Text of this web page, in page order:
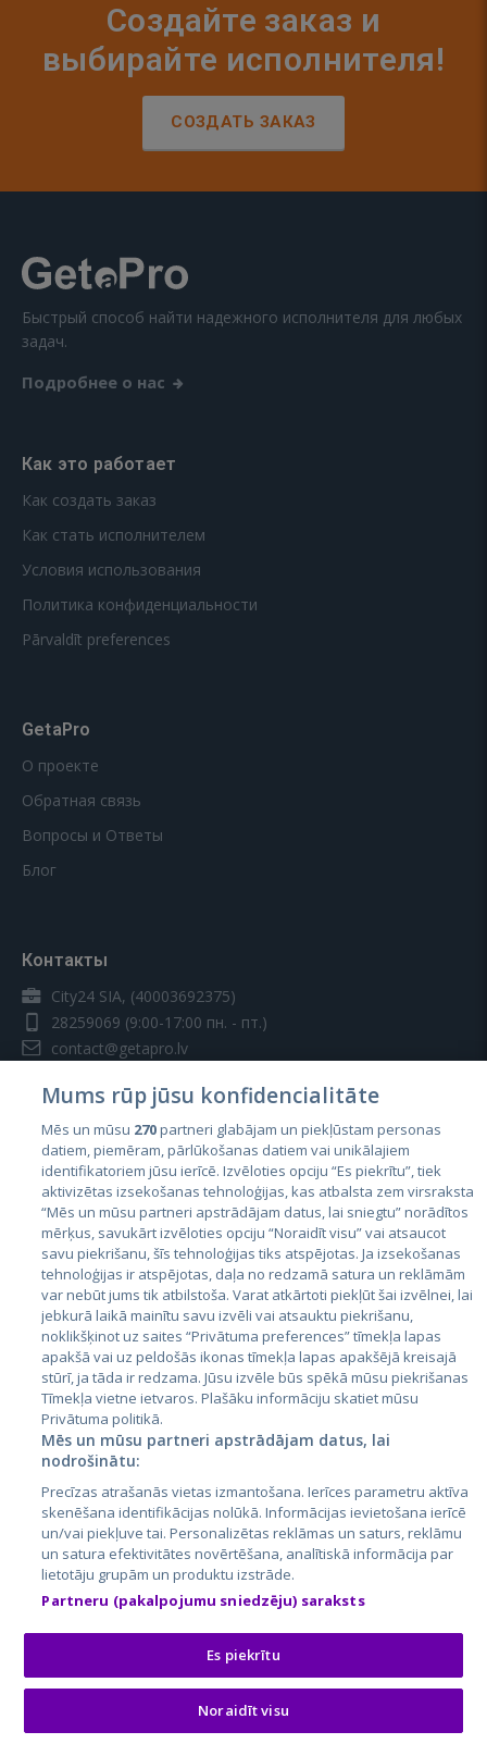
Создайте заказ и
выбирайте исполнителя!
СОЗДАТЬ ЗАКАЗ
Быстрый способ найти надежного исполнителя для любых
задач.
Подробнее о нас
Как это работает
Как создать заказ
Как стать исполнителем
Условия использования
Политика конфиденциальности
Pārvaldīt preferences
GetaPro
О проекте
Обратная связь
Вопросы и Ответы
Блог
Контакты
City24 SIA, (40003692375)
28259069 (9:00-17:00 пн. - пт.)
contact@getapro.lv
Страны
Эстония
Латвия
Литва
City24.lv
City24.ee
GetaPro.lv
GetaPro.ee
Skelbiu.lt
Autoplius.lt
Aruodas.lt
CVbankas.lt
Kainos.lt
Paslaugos.lt
auto24.ee
Osta.ee
KuldneBörs.ee
Mums rūp jūsu konfidencialitāte
Mēs un mūsu 270partneri glabājam un piekļūstam personas
datiem, piemēram, pārlūkošanas datiem vai unikālajiem
identifikatoriem jūsu ierīcē. Izvēloties opciju “Es piekrītu”, tiek
aktivizētas izsekošanas tehnoloģijas, kas atbalsta zem virsraksta
“Mēs un mūsu partneri apstrādājam datus, lai sniegtu” norādītos
mērķus, savukārt izvēloties opciju “Noraidīt visu” vai atsaucot
savu piekrišanu, šīs tehnoloģijas tiks atspējotas. Ja izsekošanas
tehnoloģijas ir atspējotas, daļa no redzamā satura un reklāmām
var nebūt jums tik atbilstoša. Varat atkārtoti piekļūt šai izvēlnei, lai
jebkurā laikā mainītu savu izvēli vai atsauktu piekrišanu,
noklikšķinot uz saites “Privātuma preferences” tīmekļa lapas
apakšā vai uz peldošās ikonas tīmekļa lapas apakšējā kreisajā
stūrī, ja tāda ir redzama. Jūsu izvēle būs spēkā mūsu piekrišanas
Tīmekļa vietne ietvaros. Plašāku informāciju skatiet mūsu
Privātuma politikā.
Mēs un mūsu partneri apstrādājam datus, lai
nodrošinātu:
Precīzas atrašanās vietas izmantošana. Ierīces parametru aktīva
skenēšana identifikācijas nolūkā. Informācijas ievietošana ierīcē
un/vai piekļuve tai. Personalizētas reklāmas un saturs, reklāmu
un satura efektivitātes novērtēšana, analītiskā informācija par
lietotāju grupām un produktu izstrāde.
Partneru (pakalpojumu sniedzēju) saraksts
Es piekrītu
Noraidīt visu